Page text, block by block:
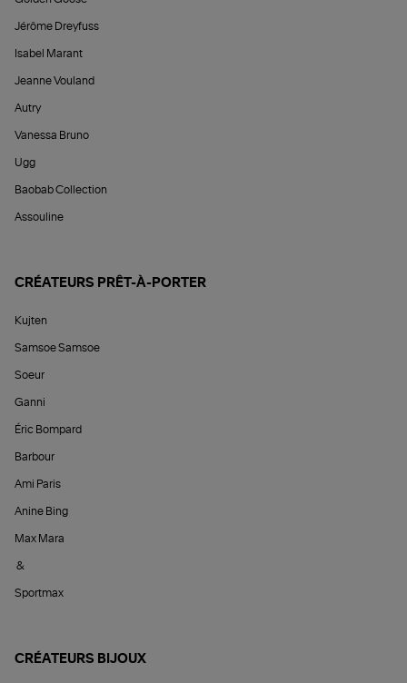
Jérôme Dreyfuss
Isabel Marant
Jeanne Vouland
Autry
Vanessa Bruno
Ugg
Baobab Collection
Assouline
CRÉATEURS PRÊT-À-PORTER
Kujten
Samsoe Samsoe
Soeur
Ganni
Éric Bompard
Barbour
Ami Paris
Anine Bing
Max Mara
&
Sportmax
CRÉATEURS BIJOUX